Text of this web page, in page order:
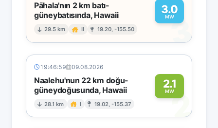
Pāhala'nın 2 km batı-
güneybatısında, Hawaii
29.5 km II 19.20, -155.50
3.0
MW
3
19:46:59 09.08.2026
Naalehu'nun 22 km doğu-
güneydoğusunda, Hawaii
28.1 km I 19.02, -155.37
2.1
MW2